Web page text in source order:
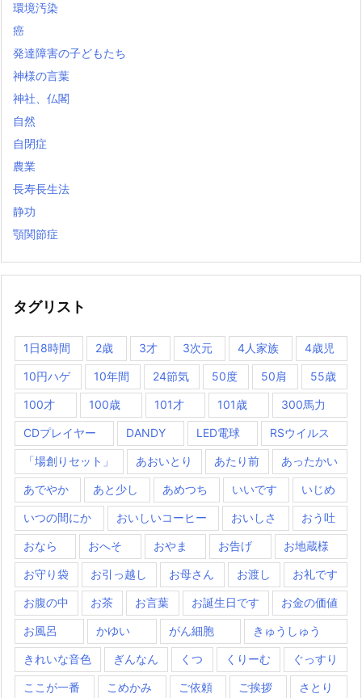
環境汚染
癌
発達障害の子どもたち
神様の言葉
神社、仏閣
自然
自閉症
農業
長寿長生法
静功
顎関節症
タグリスト
1日8時間 2歳 3才 3次元 4人家族 4歳児
10円ハゲ 10年間 24節気 50度 50肩 55歳
100才 100歳 101才 101歳 300馬力
CDプレイヤー DANDY LED電球 RSウイルス
「場創りセット」 あおいとり あたり前 あったかい
あでやか あと少し あめつち いいです いじめ
いつの間にか おいしいコーヒー おいしさ おう吐
おなら おへそ おやま お告げ お地蔵様
お守り袋 お引っ越し お母さん お渡し お礼です
お腹の中 お茶 お言葉 お誕生日です お金の価値
お風呂 かゆい がん細胞 きゅうしゅう
きれいな音色 ぎんなん くつ くりーむ ぐっすり
ここが一番 こめかみ ご依頼 ご挨拶 さとり